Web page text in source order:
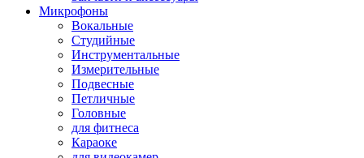
Микрофоны
Вокальные
Студийные
Инструментальные
Измерительные
Подвесные
Петличные
Головные
для фитнеса
Караоке